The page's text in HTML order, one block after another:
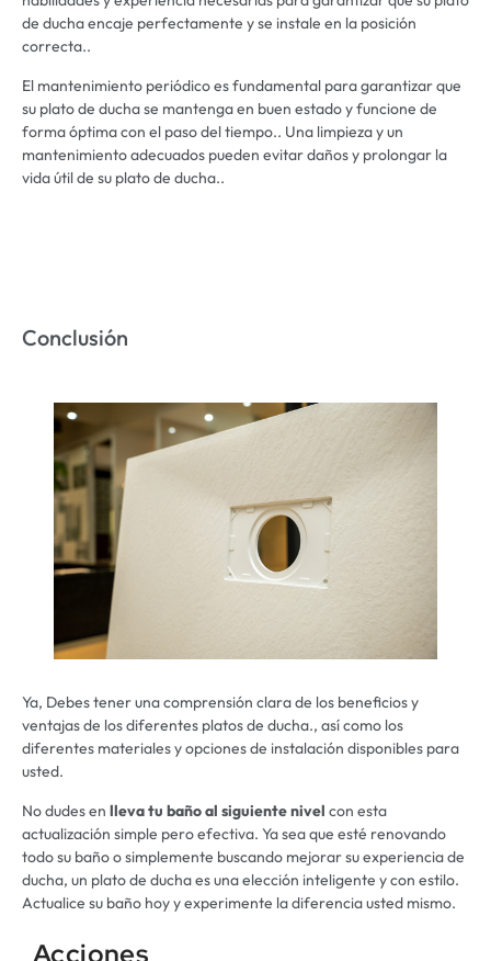
de ducha encaje perfectamente y se instale en la posición
correcta..
El mantenimiento periódico es fundamental para garantizar que
su plato de ducha se mantenga en buen estado y funcione de
forma óptima con el paso del tiempo.. Una limpieza y un
mantenimiento adecuados pueden evitar daños y prolongar la
vida útil de su plato de ducha..
Conclusión
Ya, Debes tener una comprensión clara de los beneficios y
ventajas de los diferentes platos de ducha., así como los
diferentes materiales y opciones de instalación disponibles para
usted.
No dudes en lleva tu baño al siguiente nivel con esta
actualización simple pero efectiva. Ya sea que esté renovando
todo su baño o simplemente buscando mejorar su experiencia de
ducha, un plato de ducha es una elección inteligente y con estilo.
Actualice su baño hoy y experimente la diferencia usted mismo.
Acciones